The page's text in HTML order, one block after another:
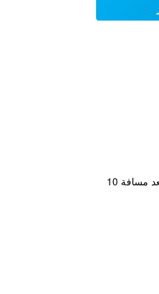
يقع هذا الفندق المصنف 3 نجوم في مكان مناسب في منتصف المدينة مما يجعله قاعدة مثالية في مدينة يوكوهاما. المنطقة محاطة بخيارات كثيرة من المطاعم وتبعد مسافة 10